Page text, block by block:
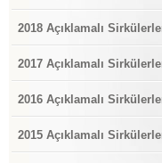
2018 Açıklamalı
2017 Açıklamalı
2016 Açıklamalı
2015 Açıklamalı